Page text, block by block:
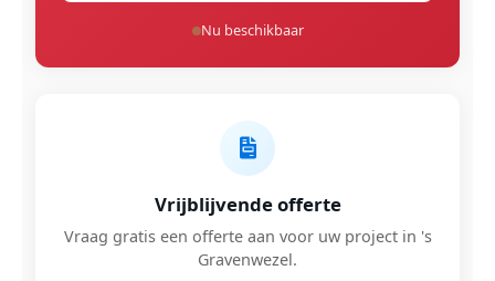
Nu beschikbaar
Vrijblijvende offerte
Vraag gratis een offerte aan voor uw project in 's
Gravenwezel.